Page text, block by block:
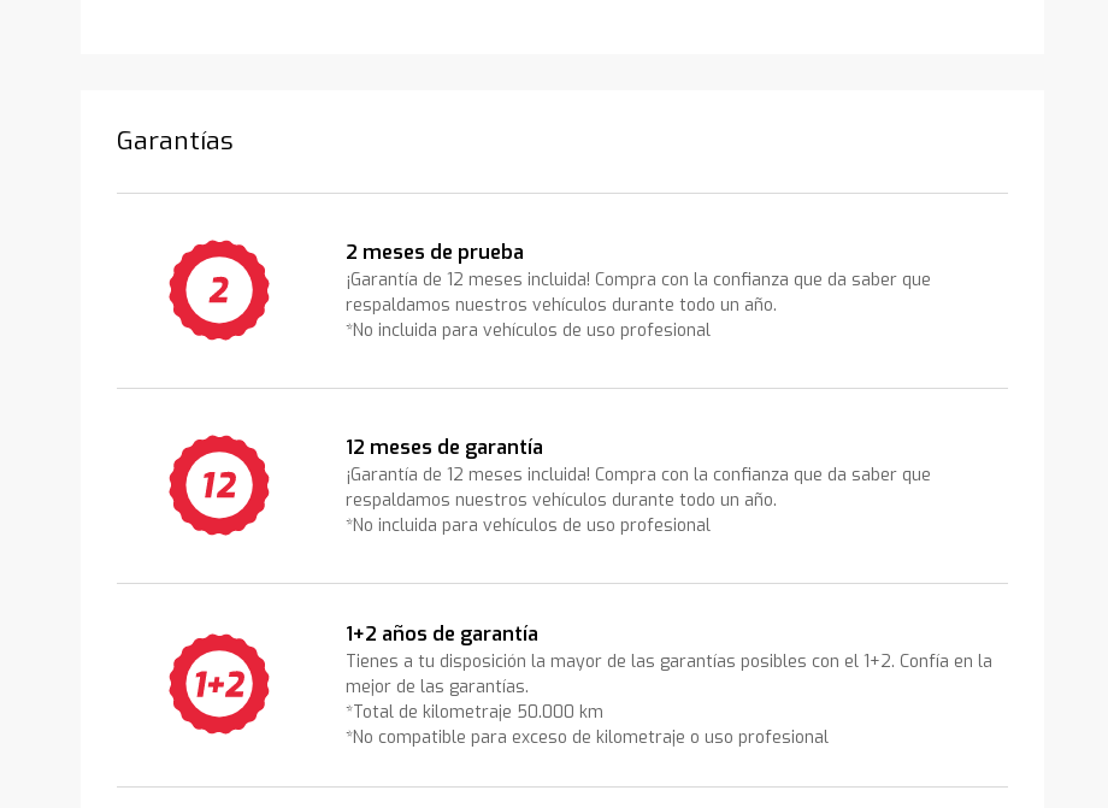
Garantías
2 meses de prueba
¡Garantía de 12 meses incluida! Compra con la confianza que da saber que
respaldamos nuestros vehículos durante todo un año.
*No incluida para vehículos de uso profesional
12 meses de garantía
¡Garantía de 12 meses incluida! Compra con la confianza que da saber que
respaldamos nuestros vehículos durante todo un año.
*No incluida para vehículos de uso profesional
1+2 años de garantía
Tienes a tu disposición la mayor de las garantías posibles con el 1+2. Confía en la
mejor de las garantías.
*Total de kilometraje 50.000 km
*No compatible para exceso de kilometraje o uso profesional